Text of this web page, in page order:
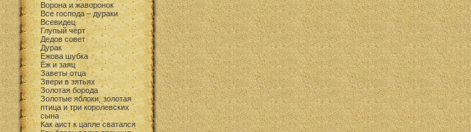
Ворона и жаворонок
Все господа – дураки
Всевидец
Глупый чёрт
Дедов совет
Дурак
Ежова шубка
Ёж и заяц
Заветы отца
Звери в зятьях
Золотая борода
Золотые яблоки, золотая
птица и три королевских
сына
Как аист к цапле сватался